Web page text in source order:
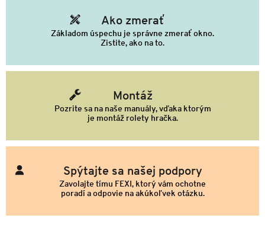
Ako zmerať
Základom úspechu je správne zmerať okno.
Zistite, ako na to.
Montáž
Pozrite sa na naše manuály, vďaka ktorým
je montáž rolety hračka.
Spýtajte sa našej podpory
Zavolajte tímu FEXI, ktorý vám ochotne
poradí a odpovie na akúkoľvek otázku.